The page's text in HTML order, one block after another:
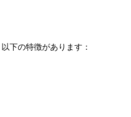
下の特徴があります：